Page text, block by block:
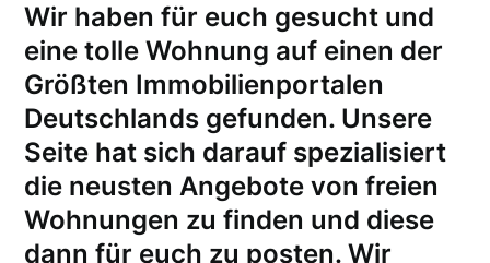
Wir haben für euch gesucht und
eine tolle Wohnung auf einen der
Größten Immobilienportalen
Deutschlands gefunden. Unsere
Seite hat sich darauf spezialisiert
die neusten Angebote von freien
Wohnungen zu finden und diese
dann für euch zu posten. Wir